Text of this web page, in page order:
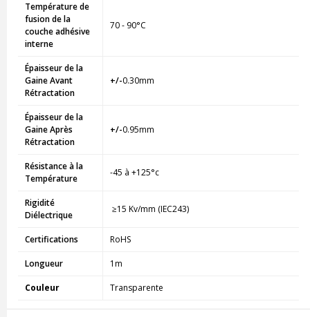
Température de
fusion de la
couche adhésive
interne
70 - 90°C
Épaisseur de la
Gaine Avant
Rétractation
+/-0.30mm
Épaisseur de la
Gaine Après
Rétractation
+/-0.95mm
Résistance à la
Température
-45 à +125°c
Rigidité
Diélectrique
≥15 Kv/mm (IEC243)
Certifications RoHS
Longueur 1m
Couleur Transparente